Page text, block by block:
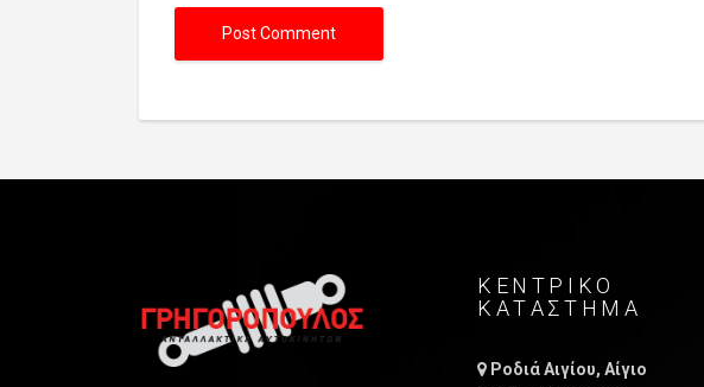
ΚΕΝΤΡΙΚO
ΚΑΤAΣΤΗΜΑ
Ροδιά Αιγίου, Αίγιο